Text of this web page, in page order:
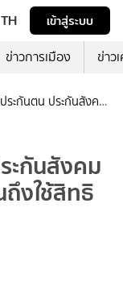
TH
เข้าสู่ระบบ
ข่าวการเมือง ข่าว
ระกันตน ประกันสังคม
ะกันสังคม
งใช้สิทธิ